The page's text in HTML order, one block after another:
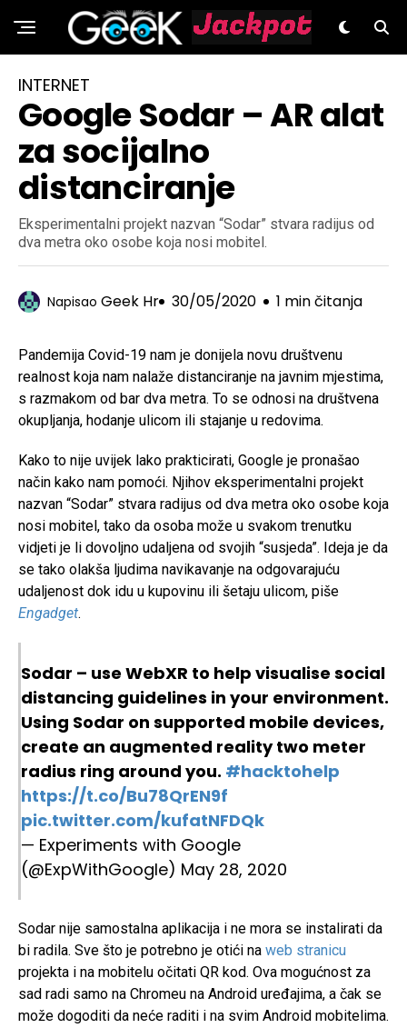
GeeK.hr
INTERNET
Google Sodar – AR alat
za socijalno
distanciranje
Eksperimentalni projekt nazvan “Sodar” stvara radijus od
dva metra oko osobe koja nosi mobitel.
Napisao Geek Hr 30/05/2020 1 min čitanja
Pandemija Covid-19 nam je donijela novu društvenu
realnost koja nam nalaže distanciranje na javnim mjestima,
s razmakom od bar dva metra. To se odnosi na društvena
okupljanja, hodanje ulicom ili stajanje u redovima.
Kako to nije uvijek lako prakticirati, Google je pronašao
način kako nam pomoći. Njihov eksperimentalni projekt
nazvan “Sodar” stvara radijus od dva metra oko osobe koja
nosi mobitel, tako da osoba može u svakom trenutku
vidjeti je li dovoljno udaljena od svojih “susjeda”. Ideja je da
se tako olakša ljudima navikavanje na odgovarajuću
udaljenost dok idu u kupovinu ili šetaju ulicom, piše
Engadget.
Sodar – use WebXR to help visualise social
distancing guidelines in your environment.
Using Sodar on supported mobile devices,
create an augmented reality two meter
radius ring around you. #hacktohelp
https://t.co/Bu78QrEN9f
pic.twitter.com/kufatNFDQk
— Experiments with Google
(@ExpWithGoogle) May 28, 2020
Sodar nije samostalna aplikacija i ne mora se instalirati da
bi radila. Sve što je potrebno je otići na web stranicu
projekta i na mobitelu očitati QR kod. Ova mogućnost za
sad radi samo na Chromeu na Android uređajima, a čak se
može dogoditi da neće raditi i na svim Android mobitelima.